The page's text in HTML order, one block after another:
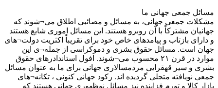
مسائل جمعی جهانی ما
مشکلات جمعی جهانی، به مسائل و مصائبی اطلاق می¬شوند که
جهانیان مشترکاً با آن روبرو هستند. این مسائل اموری شایع هستند
و دارای بازتاب و پیامدهای خاص خود برای تقریباً اکثریت دولت¬های
جهان است. مسائل حقوق بشری و دموکراسی از جمله¬ی این
موارد در قرن ۲۱ محسوب می¬شوند. افول استاندادرهای حقوق
بشری و سیر قهقرایی مردمسالاری جهانی برای ما به عنوان مسائل
جمعی نویافته متجلی گردیده اند. رکود جهانی کنونی ، تکانه¬های
بازار کالا و تورم فزاینده نیز مسائل نوظهوری جهانی هستند که